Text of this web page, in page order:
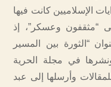
الإسلاميين كانت فيها
“مثقفون وعسكر”، إذ
“الثورة بين المسير
كتبها في يوليو 1966م ونشرها في مجلة الحرية
وأرسلها إلى عبد